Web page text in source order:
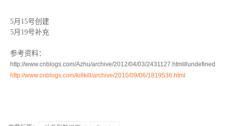
5月15号创建
5月19号补充
参考资料：
http://www.cnblogs.com/Azhu/archive/2012/04/03/2431127.html#undefined
http://www.cnblogs.com/killkill/archive/2010/09/06/1819536.html